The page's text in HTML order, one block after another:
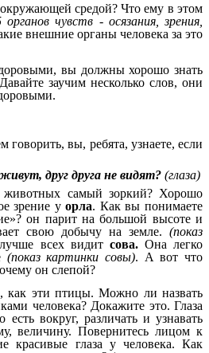
средой? Что ему в этом
чувств - осязания, зрения,
внешние органы человека за это
вы должны хорошо знать
заучим несколько слов, они
говорить, вы, ребята, узнаете, если
друг друга не видят? (глаза)
самый зоркий? Хорошо
зрение уорла. Как вы понимаете
он парит на большой высоте и
свою добычу на земле. (показ
всех видит сова.Она легко
(показ картинки совы). А вот что
он слепой?
как эти птицы. Можно ли назвать
человека? Докажите это. Глаза
вокруг, различать и узнавать
величину. Повернитесь лицом к
красивые глаза у человека. Как